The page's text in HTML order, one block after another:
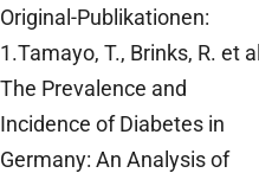
Original-Publikationen:
1.Tamayo, T., Brinks, R. et
The Prevalence and
Incidence of Diabetes in
Germany: An Analysis of